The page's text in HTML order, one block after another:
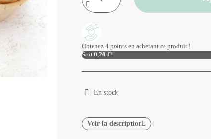
Obtenez 4 points en achetant ce produit !
Soit 0,20 €!
En stock
Voir la description